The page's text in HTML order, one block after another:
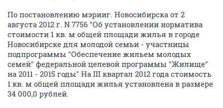
По постановлению мэрииг. Новосибирска от 2
августа 2012 г. N 7756 "Об установлении норматива
стоимости 1 кв. м общей площади жилья в городе
Новосибирске для молодой семьи - участницы
подпрограммы "Обеспечение жильем молодых
семей" федеральной целевой программы "Жилище"
на 2011 - 2015 годы" На III квартал 2012 года стоимость
1 кв. м общей площади жилья установлена в размере
34 000,0 рублей.